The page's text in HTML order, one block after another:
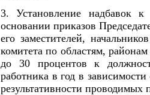
3. Установление надбавок
основании приказов
его заместителей,
комитета по областям,
до 30 процентов к
работника в год в
результативности проводимых